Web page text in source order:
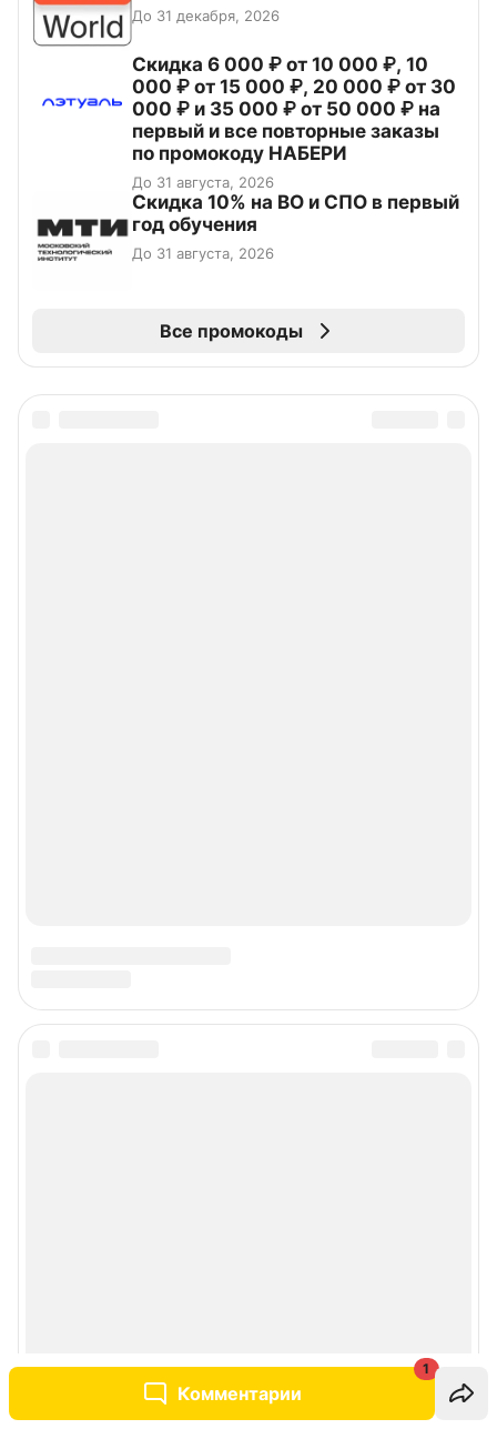
Комментарии
1
До 31 декабря, 2026
Скидка 6 000 ₽ от 10 000 ₽, 10
000 ₽ от 15 000 ₽, 20 000 ₽ от 30
000 ₽ и 35 000 ₽ от 50 000 ₽ на
первый и все повторные заказы
по промокоду НАБЕРИ
До 31 августа, 2026
Скидка 10% на ВО и СПО в первый
год обучения
До 31 августа, 2026
Все промокоды